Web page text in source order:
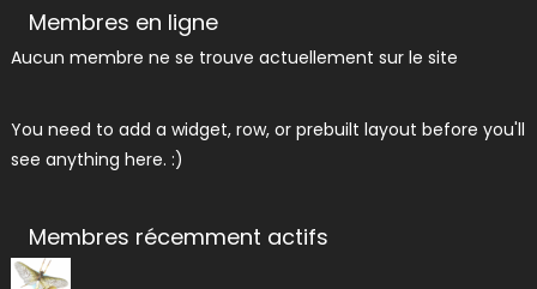
Membres en ligne
Aucun membre ne se trouve actuellement sur le site
You need to add a widget, row, or prebuilt layout before you'll
see anything here. :)
Membres récemment actifs